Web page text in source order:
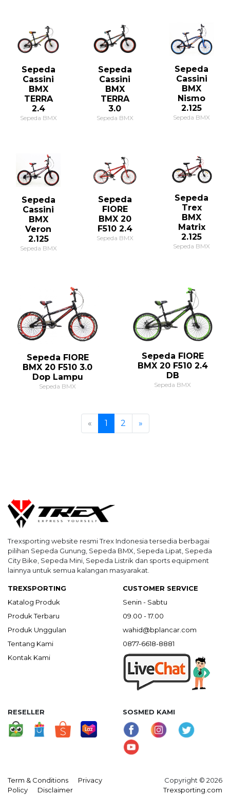
Sepeda
Cassini
BMX
TERRA
2.4
Sepeda BMX
Sepeda
Cassini
BMX
TERRA
3.0
Sepeda BMX
Sepeda
Cassini
BMX
Nismo
2.125
Sepeda BMX
Sepeda
Cassini
BMX
Veron
2.125
Sepeda BMX
Sepeda
FIORE
BMX 20
F510 2.4
Sepeda BMX
Sepeda
Trex
BMX
Matrix
2.125
Sepeda BMX
Sepeda FIORE
BMX 20 F510 3.0
Dop Lampu
Sepeda BMX
Sepeda FIORE
BMX 20 F510 2.4
DB
Sepeda BMX
«Previous
1 2 »Next
Trexsporting website resmi Trex Indonesia tersedia berbagai
pilihan Sepeda Gunung, Sepeda BMX, Sepeda Lipat, Sepeda
City Bike, Sepeda Mini, Sepeda Listrik dan sports equipment
lainnya untuk semua kalangan masyarakat.
TREXSPORTING
Katalog Produk
Produk Terbaru
Produk Unggulan
Tentang Kami
Kontak Kami
CUSTOMER SERVICE
Senin - Sabtu
09.00 - 17.00
wahid@bplancar.com
0877-6618-8881
RESELLER SOSMED KAMI
Term & Conditions
Privacy
Policy
Disclaimer
Copyright © 2026
Trexsporting.com